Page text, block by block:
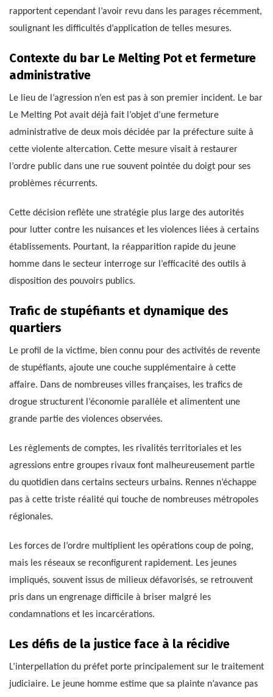
rapportent cependant l’avoir revu dans les parages récemment,
soulignant les difficultés d’application de telles mesures.
Contexte du bar Le Melting Pot et fermeture
administrative
Le lieu de l’agression n’en est pas à son premier incident. Le bar
Le Melting Pot avait déjà fait l’objet d’une fermeture
administrative de deux mois décidée par la préfecture suite à
cette violente altercation. Cette mesure visait à restaurer
l’ordre public dans une rue souvent pointée du doigt pour ses
problèmes récurrents.
Cette décision reflète une stratégie plus large des autorités
pour lutter contre les nuisances et les violences liées à certains
établissements. Pourtant, la réapparition rapide du jeune
homme dans le secteur interroge sur l’efficacité des outils à
disposition des pouvoirs publics.
Trafic de stupéfiants et dynamique des
quartiers
Le profil de la victime, bien connu pour des activités de revente
de stupéfiants, ajoute une couche supplémentaire à cette
affaire. Dans de nombreuses villes françaises, les trafics de
drogue structurent l’économie parallèle et alimentent une
grande partie des violences observées.
Les règlements de comptes, les rivalités territoriales et les
agressions entre groupes rivaux font malheureusement partie
du quotidien dans certains secteurs urbains. Rennes n’échappe
pas à cette triste réalité qui touche de nombreuses métropoles
régionales.
Les forces de l’ordre multiplient les opérations coup de poing,
mais les réseaux se reconfigurent rapidement. Les jeunes
impliqués, souvent issus de milieux défavorisés, se retrouvent
pris dans un engrenage difficile à briser malgré les
condamnations et les incarcérations.
Les défis de la justice face à la récidive
L’interpellation du préfet porte principalement sur le traitement
judiciaire. Le jeune homme estime que sa plainte n’avance pas